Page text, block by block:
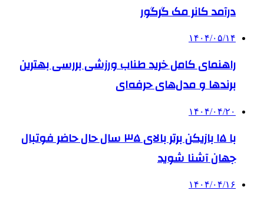
درآمد کانر مک گرگور
۱۴۰۴/۰۵/۱۴
راهنمای کامل خرید طناب ورزشی بررسی بهترین
برندها و مدل‌های حرفه‌ای
۱۴۰۴/۰۴/۲۰
با ۱۵ بازیکن برتر بالای ۳۵ سال حال حاضر فوتبال
جهان آشنا شوید
۱۴۰۴/۰۴/۱۶